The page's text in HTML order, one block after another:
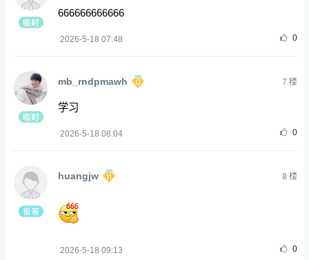
666666666666
2026-5-18 07:48 0
mb_rndpmawh 7 楼
学习
2026-5-18 08:04 0
huangjw 8 楼
2026-5-18 09:13 0